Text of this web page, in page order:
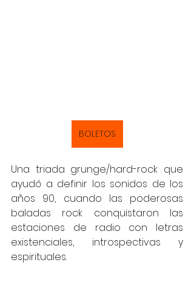
BOLETOS
Una triada grunge/hard-rock que
ayudó a definir los sonidos de los
años 90, cuando las poderosas
baladas rock conquistaron las
estaciones de radio con letras
existenciales, introspectivas y
espirituales.